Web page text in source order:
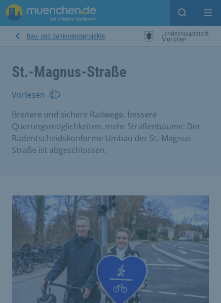
Open
Bau- und Sanierungsprojekte
St.-Magnus-Straße
Vorlesen
Breitere und sichere Radwege, bessere
Querungsmöglichkeiten, mehr Straßenbäume: Der
Radentscheidskonforme Umbau der St.-Magnus-
Straße ist abgeschlossen.